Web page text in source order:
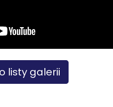
listy galerii